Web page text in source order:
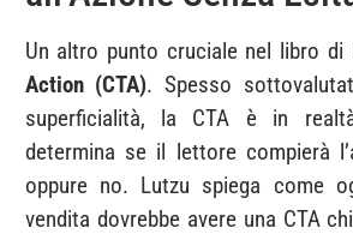
Un altro punto cruciale nel libro di
Action (CTA). Spesso
superficialità, la CTA è in
determina se il lettore compierà
oppure no. Lutzu spiega come
vendita dovrebbe avere una CTA